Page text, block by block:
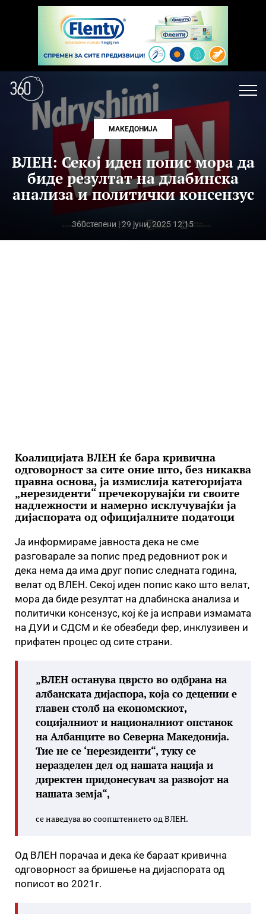
МАКЕДОНИЈА
ВЛЕН: Секој иден попис мора да
биде резултат на длабинска
анализа и политички консензус
360степени | 29 јуни, 2025 12:15
Коалицијата ВЛЕН ќе бара кривична
одговорност за сите оние што, без никаква
правна основа, ја измислија категоријата
„нерезиденти“ пречекорувајќи ги своите
надлежности и намерно исклучувајќи ја
дијаспората од официјалните податоци
Ја информираме јавноста дека не сме
разговарале за попис пред редовниот рок и
дека нема да има друг попис следната година,
велат од ВЛЕН. Секој иден попис како што велат,
мора да биде резултат на длабинска анализа и
политички консензус, кој ќе ја исправи измамата
на ДУИ и СДСМ и ќе обезбеди фер, инклузивен и
прифатен процес од сите страни.
„ВЛЕН останува цврсто во одбрана на
албанската дијаспора, која со децении е
главен столб на економскиот,
социјалниот и националниот опстанок
на Албанците во Северна Македонија.
Тие не се ‘нерезиденти“, туку се
неразделен дел од нашата нација и
директен придонесувач за развојот на
нашата земја“,
се наведува во соопштението од ВЛЕН.
Од ВЛЕН порачаа и дека ќе бараат кривична
одговорност за бришење на дијаспората од
пописот во 2021г.